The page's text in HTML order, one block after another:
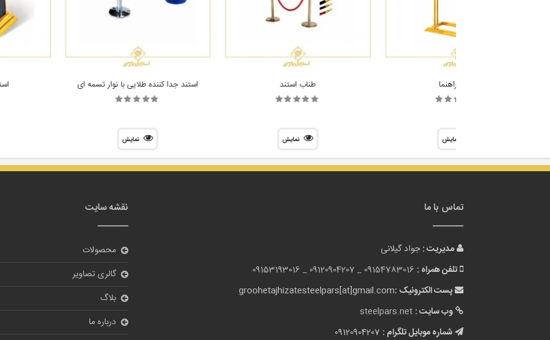
استند راهنما
نمایش
طناب استند
نمایش
استند جدا کننده طلایی با نوار تسمه ای
نمایش
تماس با ما
مدیریت :جواد گیلانی
تلفن همراه : 09154783016 _
09120904207 _
09153193016
پست الکترونیک :groohetajhizatesteelpars[at]gmail.com
وب سایت : steelpars.net
شماره موبایل تلگرام :
نقشه سایت
محصولات
گالری تصاویر
بلاگ
درباره ما